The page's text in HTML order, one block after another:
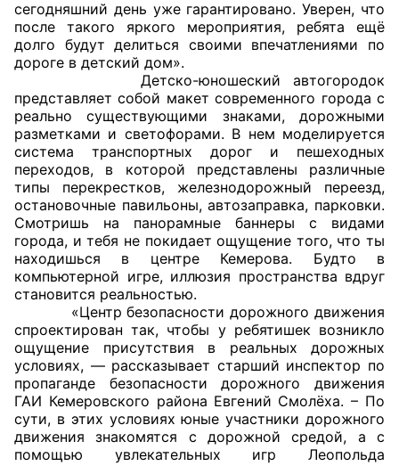
Положения
Соглашения
Рекомендации
Порядок работы ЦОН
Аппарат ОП КО
УСТАВ ГКУ “АППАРАТ ОП КО”
Доходы руководителя за 2024 г.
сегодняшний день уже гарантировано. Уверен, что
после такого яркого мероприятия, ребята ещё
долго будут делиться своими впечатлениями по
дороге в детский дом».
Детско-юношеский автогородок
представляет собой макет современного города с
реально существующими знаками, дорожными
разметками и светофорами. В нем моделируется
система транспортных дорог и пешеходных
переходов, в которой представлены различные
типы перекрестков, железнодорожный переезд,
остановочные павильоны, автозаправка, парковки.
Смотришь на панорамные баннеры с видами
города, и тебя не покидает ощущение того, что ты
находишься в центре Кемерова. Будто в
компьютерной игре, иллюзия пространства вдруг
становится реальностью.
«Центр безопасности дорожного движения
спроектирован так, чтобы у ребятишек возникло
ощущение присутствия в реальных дорожных
условиях, — рассказывает старший инспектор по
пропаганде безопасности дорожного движения
ГАИ Кемеровского района Евгений Смолёха. – По
сути, в этих условиях юные участники дорожного
движения знакомятся с дорожной средой, а с
помощью увлекательных игр Леопольда